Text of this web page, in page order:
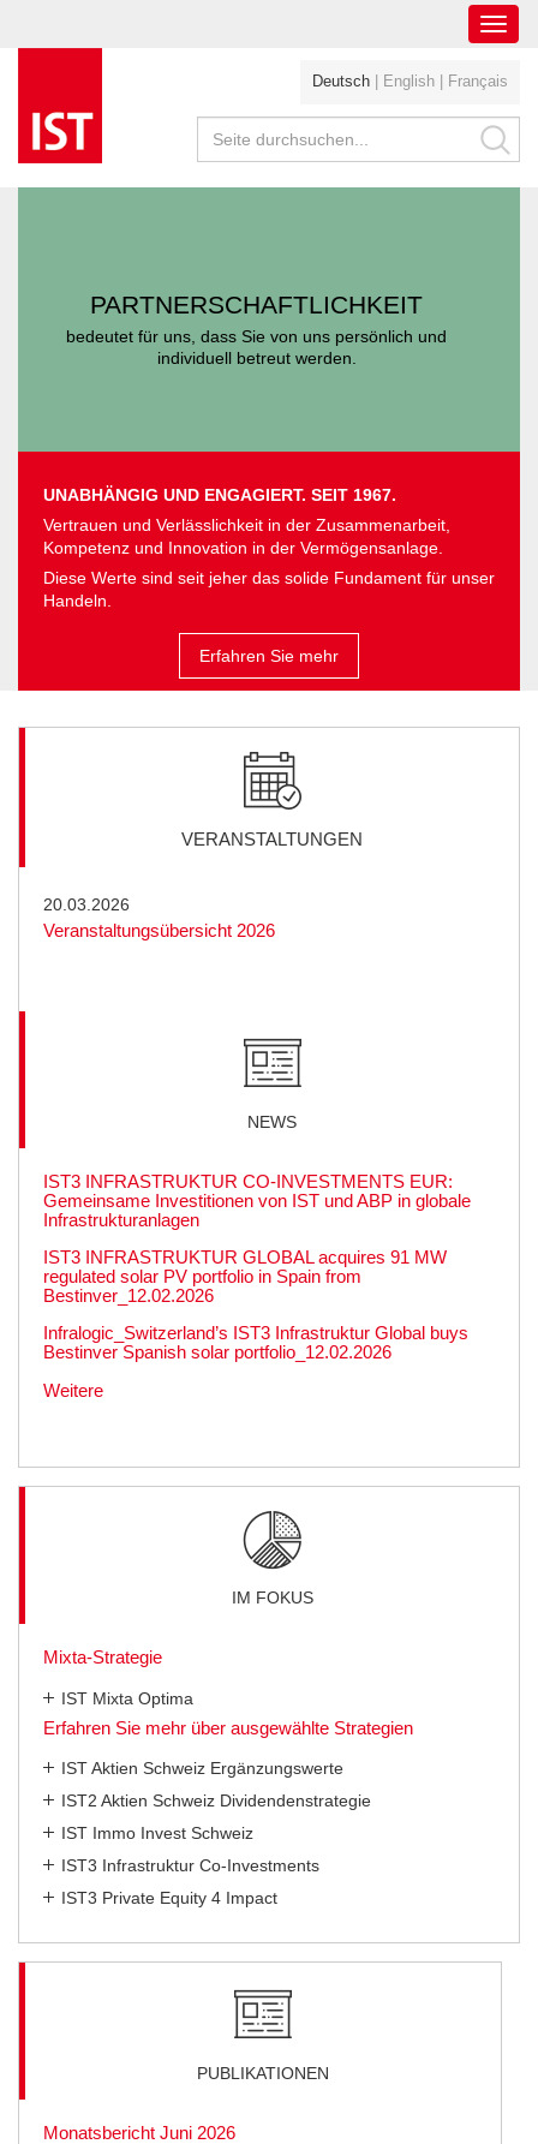
Deutsch English Français
PARTNERSCHAFTLICHKEIT
bedeutet für uns, dass Sie von uns persönlich und
individuell betreut werden.
UNABHÄNGIG UND ENGAGIERT. SEIT 1967.
Vertrauen und Verlässlichkeit in der Zusammenarbeit,
Kompetenz und Innovation in der Vermögensanlage.
Diese Werte sind seit jeher das solide Fundament für unser
Handeln.
Erfahren Sie mehr
VERANSTALTUNGEN
20.03.2026
Veranstaltungsübersicht 2026
NEWS
IST3 INFRASTRUKTUR CO‑INVESTMENTS EUR:
Gemeinsame Investitionen von IST und ABP in globale
Infrastrukturanlagen
IST3 INFRASTRUKTUR GLOBAL acquires 91 MW
regulated solar PV portfolio in Spain from
Bestinver_12.02.2026
Infralogic_Switzerland’s IST3 Infrastruktur Global buys
Bestinver Spanish solar portfolio_12.02.2026
Weitere
IM FOKUS
Mixta-Strategie
IST Mixta Optima
Erfahren Sie mehr über ausgewählte Strategien
IST Aktien Schweiz Ergänzungswerte
IST2 Aktien Schweiz Dividendenstrategie
IST Immo Invest Schweiz
IST3 Infrastruktur Co-Investments
IST3 Private Equity 4 Impact
PUBLIKATIONEN
Monatsbericht Juni 2026